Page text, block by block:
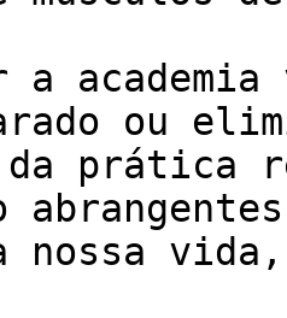
ou
prática
nossa